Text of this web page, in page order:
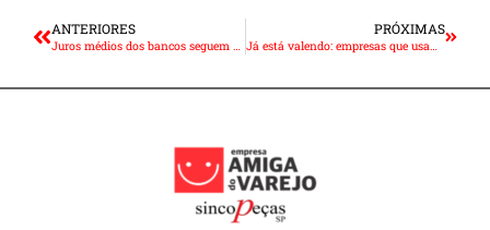
ANTERIORES
Juros médios dos bancos seguem em queda para 43,5% ao ano
PRÓXIMAS
Já está valendo: empresas que usam máquinas de cartão devem entregar EFD-Reinf mensalmente